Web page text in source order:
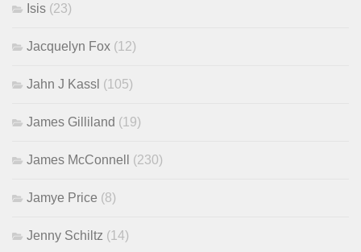
Isis (23)
Jacquelyn Fox (12)
Jahn J Kassl (105)
James Gilliland (19)
James McConnell (230)
Jamye Price (8)
Jenny Schiltz (14)